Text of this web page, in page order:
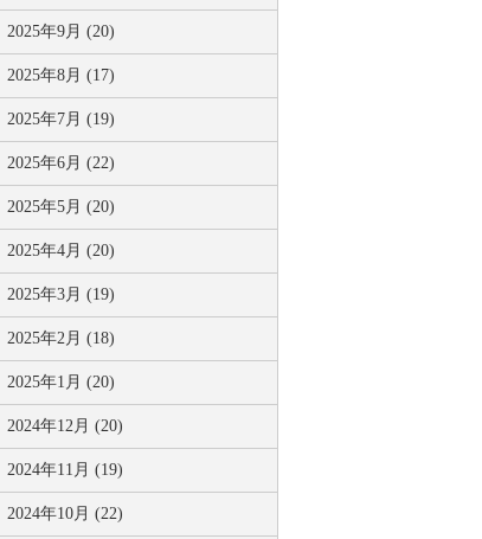
2025年9月 (20)
2025年8月 (17)
2025年7月 (19)
2025年6月 (22)
2025年5月 (20)
2025年4月 (20)
2025年3月 (19)
2025年2月 (18)
2025年1月 (20)
2024年12月 (20)
2024年11月 (19)
2024年10月 (22)